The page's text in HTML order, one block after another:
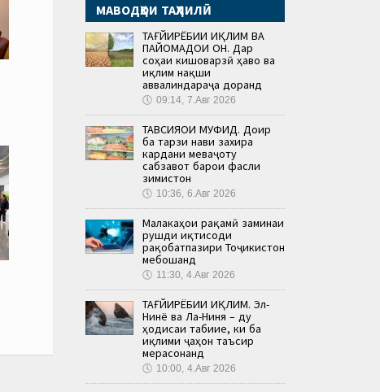
МАВОДҲОИ ТАҲЛИЛӢ
ТАҒЙИРЁБИИ ИҚЛИМ ВА
ПАЙОМАДҲОИ ОН. Дар
соҳаи кишоварзӣ ҳаво ва
иқлим нақши
аввалиндараҷа доранд
🕔 09:14, 7.Авг 2026
ТАВСИЯҲОИ МУФИД. Доир
ба тарзи нави захира
кардани меваҷоту
сабзавот барои фасли
зимистон
🕔 10:36, 6.Авг 2026
Малакаҳои рақамӣ заминаи
рушди иқтисоди
рақобатпазири Тоҷикистон
мебошанд
🕔 11:30, 4.Авг 2026
ТАҒЙИРЁБИИ ИҚЛИМ. Эл-
Нинё ва Ла-Ниня – ду
ҳодисаи табиие, ки ба
иқлими ҷаҳон таъсир
мерасонанд
🕔 10:00, 4.Авг 2026